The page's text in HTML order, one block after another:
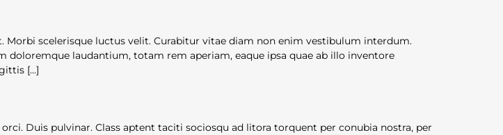
scelerisque luctus velit. Curabitur vitae diam non enim vestibulum interdum.
laudantium, totam rem aperiam, eaque ipsa quae ab illo inventore
[…]
Duis pulvinar. Class aptent taciti sociosqu ad litora torquent per conubia nostra, per